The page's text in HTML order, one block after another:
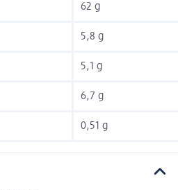
62 g
5,8 g
5,1 g
6,7 g
0,51 g